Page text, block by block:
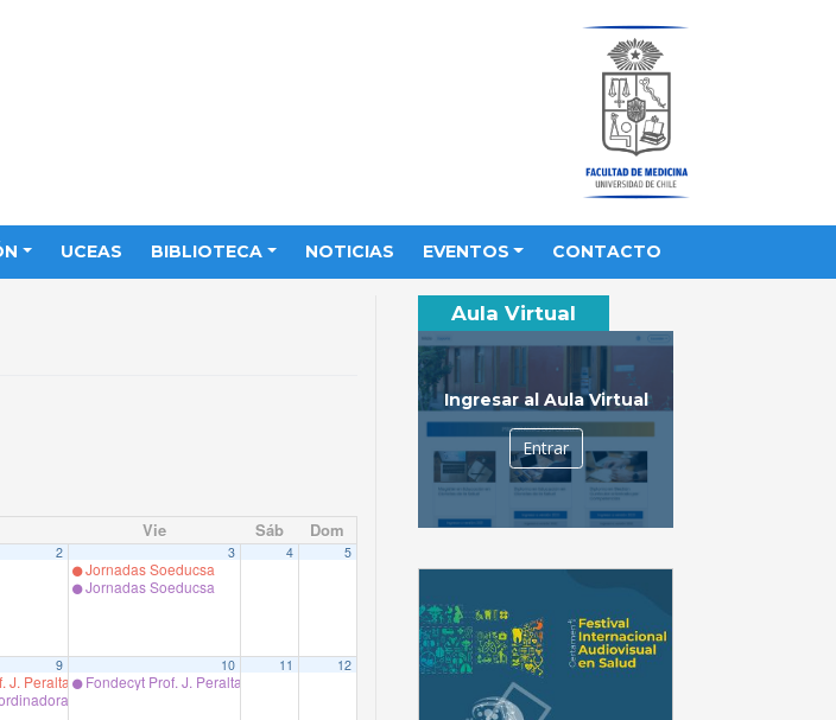
UCEAS BIBLIOTECA NOTICIAS EVENTOS CONTACTO
Vie Sáb Dom
2 3
Jornadas Soeducsa
Jornadas Soeducsa
4 5
Coordinadora Proyecto LatAm FINGERS – Chile Hospital Clínico Universidad de Chile
9
J. Peralta
de Programas de Grados Académicos de la Escuela de Postgrado.
10
Fondecyt Prof. J. Peralta
11 12
Aula Virtual
Ingresar al Aula Virtual
Entrar